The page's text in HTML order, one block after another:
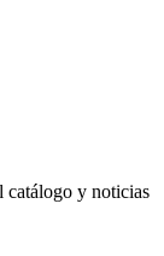
catálogo y noticias